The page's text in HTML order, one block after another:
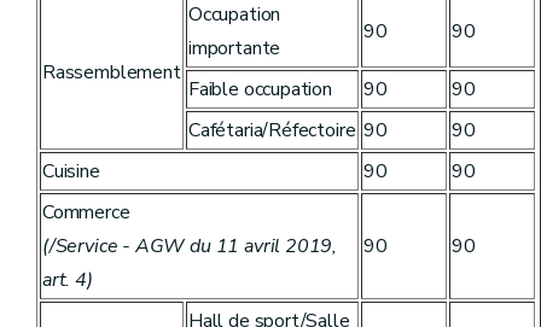
Rassemblement
Occupation
importante
90 90
Faible occupation 90
90
Cafétaria/Réfectoire 90
90
Cuisine
90
90
Commerce
(/Service - AGW du 11 avril 2019,
art. 4)
90 90
Hall de sport/Salle